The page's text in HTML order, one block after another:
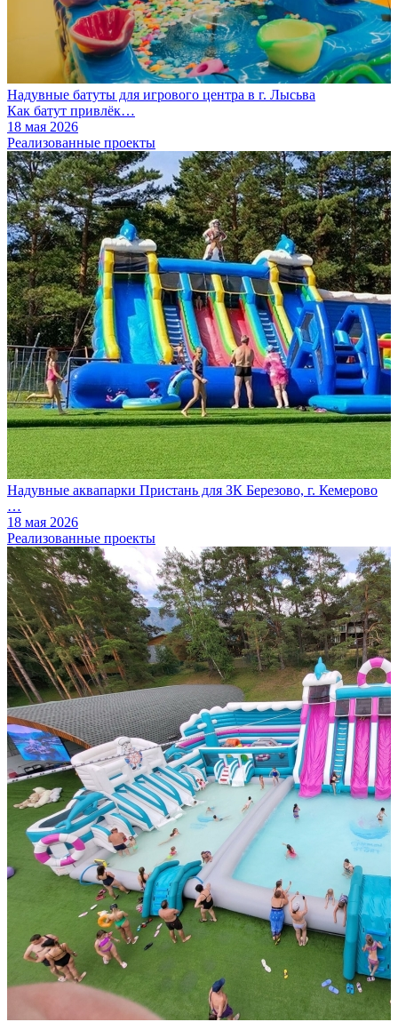
Надувные батуты для игрового центра в г. Лысьва
Как батут привлёк…
18 мая 2026
Реализованные проекты
Надувные аквапарки Пристань для ЗК Березово, г. Кемерово
…
18 мая 2026
Реализованные проекты